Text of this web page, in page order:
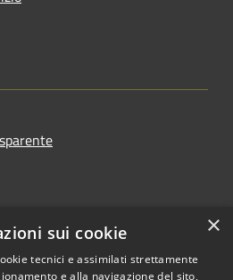
×
sui cookie
tecnici e assimilati strettamente
e alla navigazione del sito,